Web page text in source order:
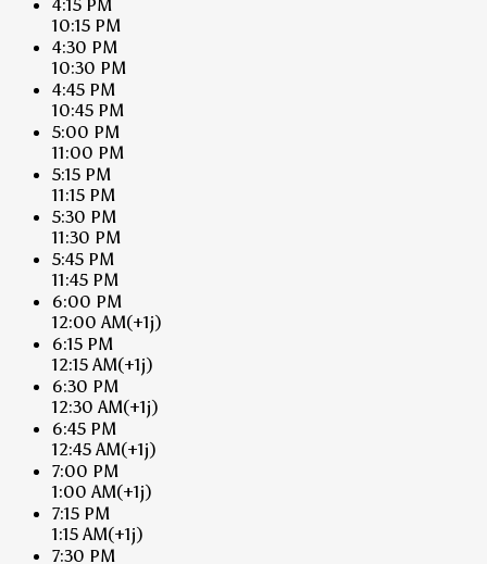
4:15 PM
10:15 PM
4:30 PM
10:30 PM
4:45 PM
10:45 PM
5:00 PM
11:00 PM
5:15 PM
11:15 PM
5:30 PM
11:30 PM
5:45 PM
11:45 PM
6:00 PM
12:00 AM(+1j)
6:15 PM
12:15 AM(+1j)
6:30 PM
12:30 AM(+1j)
6:45 PM
12:45 AM(+1j)
7:00 PM
1:00 AM(+1j)
7:15 PM
1:15 AM(+1j)
7:30 PM